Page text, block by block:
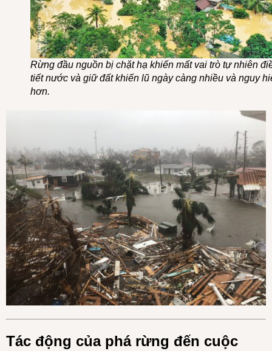
Rừng đầu nguồn bị chặt hạ khiến mất vai trò tự nhiên
tiết nước và giữ đất khiến lũ ngày càng nhiều và nguy
hơn.
Tác động của phá rừng đến cuộc